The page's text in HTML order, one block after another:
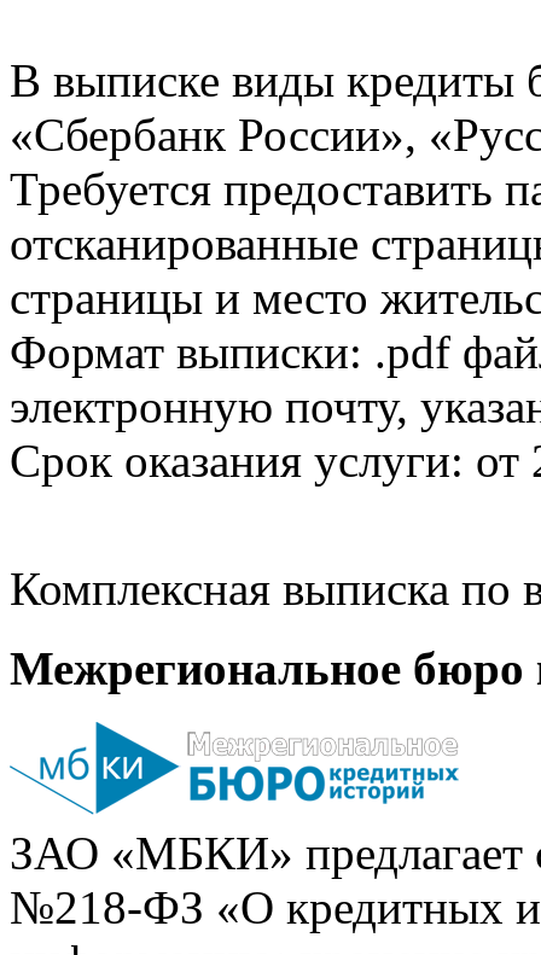
В выписке виды кредиты
«Сбербанк России»,
Требуется предоставить
отсканированные
страницы и место
Формат выписки: .pdf
электронную почту,
Срок оказания услуги: от
Комплексная выписка
Межрегиональное бюро
ЗАО «МБКИ» предлагает
№218-ФЗ «О кредитных